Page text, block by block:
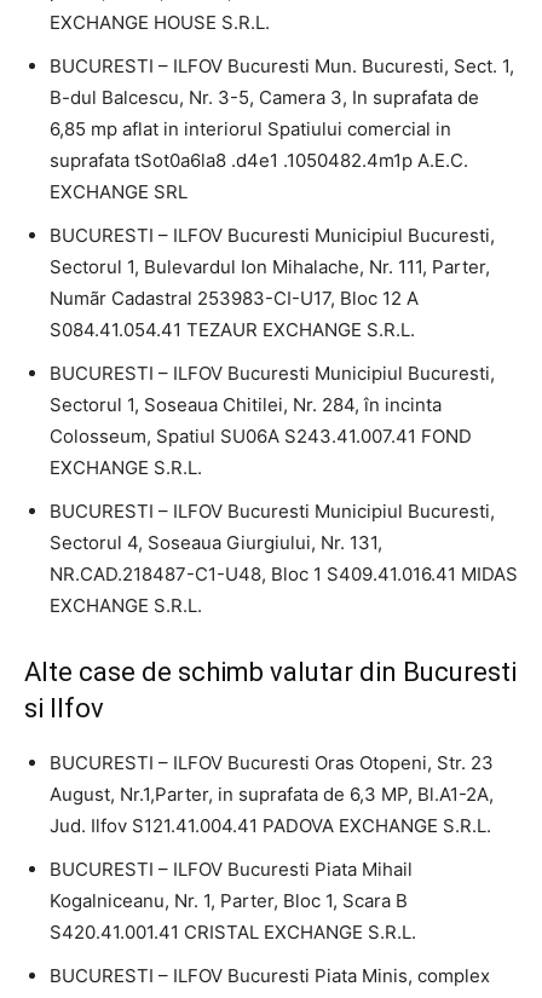
EXCHANGE HOUSE S.R.L.
BUCURESTI – ILFOV Bucuresti Mun. Bucuresti, Sect. 1,
B-dul Balcescu, Nr. 3-5, Camera 3, In suprafata de
6,85 mp aflat in interiorul Spatiului comercial in
suprafata tSot0a6la8 .d4e1 .1050482.4m1p A.E.C.
EXCHANGE SRL
BUCURESTI – ILFOV Bucuresti Municipiul Bucuresti,
Sectorul 1, Bulevardul Ion Mihalache, Nr. 111, Parter,
Numãr Cadastral 253983-CI-U17, Bloc 12 A
S084.41.054.41 TEZAUR EXCHANGE S.R.L.
BUCURESTI – ILFOV Bucuresti Municipiul Bucuresti,
Sectorul 1, Soseaua Chitilei, Nr. 284, în incinta
Colosseum, Spatiul SU06A S243.41.007.41 FOND
EXCHANGE S.R.L.
BUCURESTI – ILFOV Bucuresti Municipiul Bucuresti,
Sectorul 4, Soseaua Giurgiului, Nr. 131,
NR.CAD.218487-C1-U48, Bloc 1 S409.41.016.41 MIDAS
EXCHANGE S.R.L.
Alte case de schimb valutar din Bucuresti
si Ilfov
BUCURESTI – ILFOV Bucuresti Oras Otopeni, Str. 23
August, Nr.1,Parter, in suprafata de 6,3 MP, Bl.A1-2A,
Jud. Ilfov S121.41.004.41 PADOVA EXCHANGE S.R.L.
BUCURESTI – ILFOV Bucuresti Piata Mihail
Kogalniceanu, Nr. 1, Parter, Bloc 1, Scara B
S420.41.001.41 CRISTAL EXCHANGE S.R.L.
BUCURESTI – ILFOV Bucuresti Piata Minis, complex